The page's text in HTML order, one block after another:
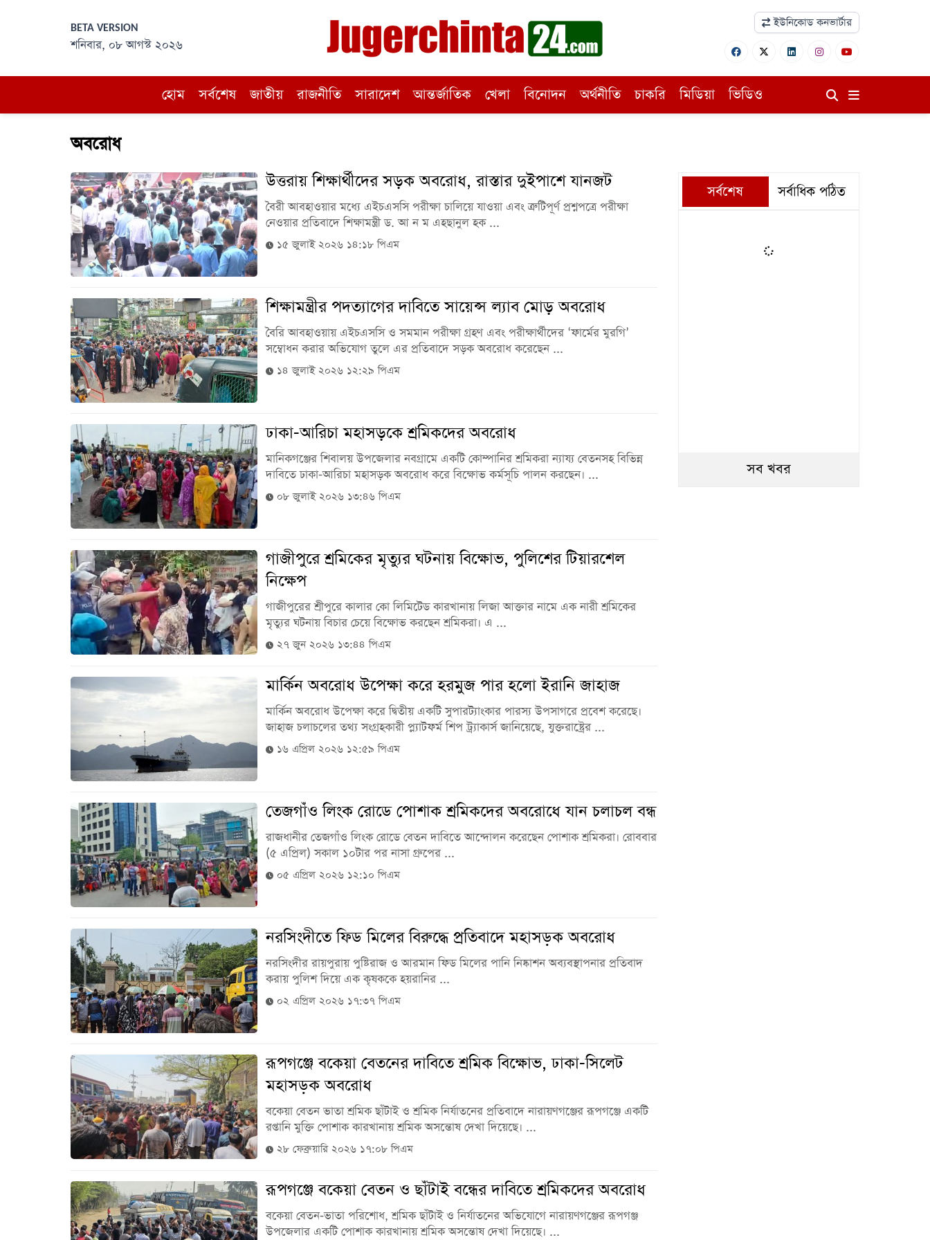
BETA VERSION
শনিবার, ০৮ আগস্ট ২০২৬
ইউনিকোড কনভার্টার
হোম সর্বশেষ জাতীয় রাজনীতি সারাদেশ আন্তর্জাতিক খেলা বিনোদন অর্থনীতি চাকরি মিডিয়া ভিডিও
অবরোধ
উত্তরায় শিক্ষার্থীদের সড়ক অবরোধ, রাস্তার দুইপাশে যানজট
বৈরী আবহাওয়ার মধ্যে এইচএসসি পরীক্ষা চালিয়ে যাওয়া এবং ত্রুটিপূর্ণ প্রশ্নপত্রে পরীক্ষা
নেওয়ার প্রতিবাদে শিক্ষামন্ত্রী ড. আ ন ম এহছানুল হক ...
১৫ জুলাই ২০২৬ ১৪:১৮ পিএম
শিক্ষামন্ত্রীর পদত্যাগের দাবিতে সায়েন্স ল্যাব মোড় অবরোধ
বৈরি আবহাওয়ায় এইচএসসি ও সমমান পরীক্ষা গ্রহণ এবং পরীক্ষার্থীদের ‘ফার্মের মুরগি’
সম্বোধন করার অভিযোগ তুলে এর প্রতিবাদে সড়ক অবরোধ করেছেন ...
১৪ জুলাই ২০২৬ ১২:২৯ পিএম
ঢাকা-আরিচা মহাসড়কে শ্রমিকদের অবরোধ
মানিকগঞ্জের শিবালয় উপজেলার নবগ্রামে একটি কোম্পানির শ্রমিকরা ন্যায্য বেতনসহ বিভিন্ন
দাবিতে ঢাকা-আরিচা মহাসড়ক অবরোধ করে বিক্ষোভ কর্মসূচি পালন করছেন। ...
০৮ জুলাই ২০২৬ ১৩:৪৬ পিএম
গাজীপুরে শ্রমিকের মৃত্যুর ঘটনায় বিক্ষোভ, পুলিশের টিয়ারশেল
নিক্ষেপ
গাজীপুরের শ্রীপুরে কালার কো লিমিটেড কারখানায় লিজা আক্তার নামে এক নারী শ্রমিকের
মৃত্যুর ঘটনায় বিচার চেয়ে বিক্ষোভ করছেন শ্রমিকরা। এ ...
২৭ জুন ২০২৬ ১৩:৪৪ পিএম
মার্কিন অবরোধ উপেক্ষা করে হরমুজ পার হলো ইরানি জাহাজ
মার্কিন অবরোধ উপেক্ষা করে দ্বিতীয় একটি সুপারট্যাংকার পারস্য উপসাগরে প্রবেশ করেছে।
জাহাজ চলাচলের তথ্য সংগ্রহকারী প্ল্যাটফর্ম শিপ ট্র্যাকার্স জানিয়েছে, যুক্তরাষ্ট্রের ...
১৬ এপ্রিল ২০২৬ ১২:৫৯ পিএম
তেজগাঁও লিংক রোডে পোশাক শ্রমিকদের অবরোধে যান চলাচল বন্ধ
রাজধানীর তেজগাঁও লিংক রোডে বেতন দাবিতে আন্দোলন করেছেন পোশাক শ্রমিকরা। রোববার
(৫ এপ্রিল) সকাল ১০টার পর নাসা গ্রুপের ...
০৫ এপ্রিল ২০২৬ ১২:১০ পিএম
নরসিংদীতে ফিড মিলের বিরুদ্ধে প্রতিবাদে মহাসড়ক অবরোধ
নরসিংদীর রায়পুরায় পুষ্টিরাজ ও আরমান ফিড মিলের পানি নিষ্কাশন অব্যবস্থাপনার প্রতিবাদ
করায় পুলিশ দিয়ে এক কৃষককে হয়রানির ...
০২ এপ্রিল ২০২৬ ১৭:৩৭ পিএম
রূপগঞ্জে বকেয়া বেতনের দাবিতে শ্রমিক বিক্ষোভ, ঢাকা-সিলেট
মহাসড়ক অবরোধ
বকেয়া বেতন ভাতা শ্রমিক ছাঁটাই ও শ্রমিক নির্যাতনের প্রতিবাদে নারায়ণগঞ্জের রূপগঞ্জে একটি
রপ্তানি মুক্তি পোশাক কারখানায় শ্রমিক অসন্তোষ দেখা দিয়েছে। ...
২৮ ফেব্রুয়ারি ২০২৬ ১৭:০৮ পিএম
রূপগঞ্জে বকেয়া বেতন ও ছাঁটাই বন্ধের দাবিতে শ্রমিকদের অবরোধ
বকেয়া বেতন-ভাতা পরিশোধ, শ্রমিক ছাঁটাই ও নির্যাতনের অভিযোগে নারায়ণগঞ্জের রূপগঞ্জ
উপজেলার একটি পোশাক কারখানায় শ্রমিক অসন্তোষ দেখা দিয়েছে। ...
সর্বশেষ সর্বাধিক পঠিত
সব খবর